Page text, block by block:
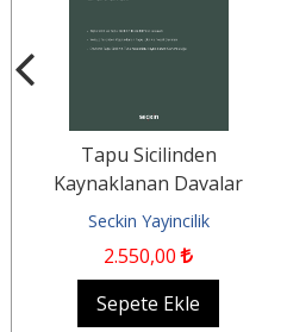
Tapu Sicilinden
Kaynaklanan Davalar
Seckin Yayincilik
2.550,00
Sepete Ekle